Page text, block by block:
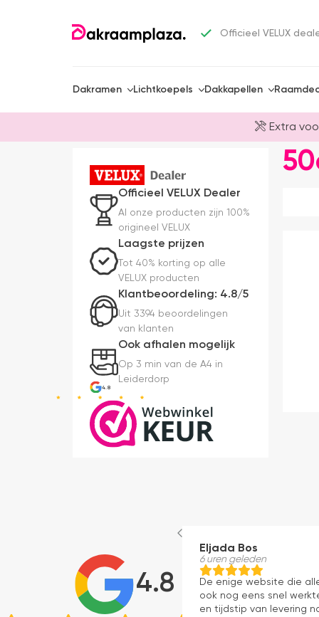
Officieel VELUX
Dakramen Lichtkoepels Dakkapellen
Extra
Officieel VELUX Dealer
Al onze producten zijn 100%
origineel VELUX
Laagste prijzen
Tot 40% korting op alle
VELUX producten
Klantbeoordeling: 4.8/5
Uit 3394 beoordelingen
van klanten
Ook afhalen mogelijk
Op 3 min van de A4 in
Leiderdorp
4.8
4.8
Eljada Bos
6 uren geleden
De enige website die
ook nog eens snel
en tijdstip van levering